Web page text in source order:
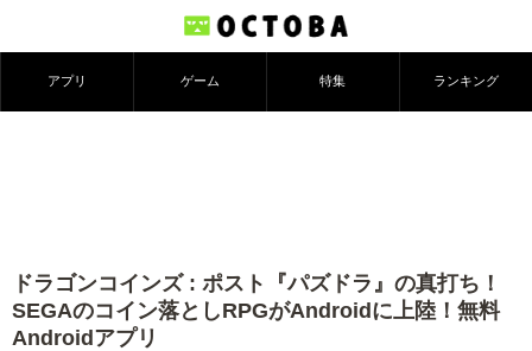
アプリ ゲーム 特集 ランキング
ドラゴンコインズ : ポスト『パズドラ』の真打ち！
SEGAのコイン落としRPGがAndroidに上陸！無料
Androidアプリ